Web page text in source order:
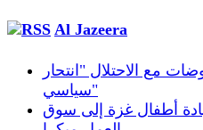
Al Jazeera
مع الاحتلال "انتحار
سياسي"
أطفال غزة إلى سوق